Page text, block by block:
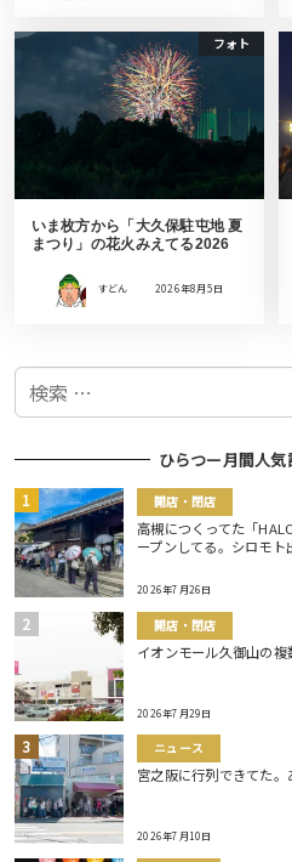
フォト
いま枚方から「大久保駐屯地 夏
まつり」の花火みえてる2026
すどん 2026年8月5日
検
ひらつー月間人
開店・閉店
高槻につくってた「
ープンしてる。シロモ
2026年7月26日
開店・閉店
イオンモール久御山の
2026年7月29日
ニュース
宮之阪に行列できてた。
2026年7月10日